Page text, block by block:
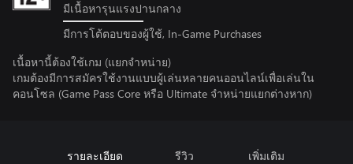
มีเนื้อหารุนแรงปานกลาง
มีการโต้ตอบของผู้ใช้, In-Game Purchases
เนื้อหานี้ต้องใช้เกม (แยกจำหน่าย)
เกมต้องมีการสมัครใช้งานแบบผู้เล่นหลายคนออนไลน์เพื่อเล่นใน
คอนโซล (Game Pass Core หรือ Ultimate จําหน่ายแยกต่างหาก)
รายละเอียด รีวิว เพิ่มเติม